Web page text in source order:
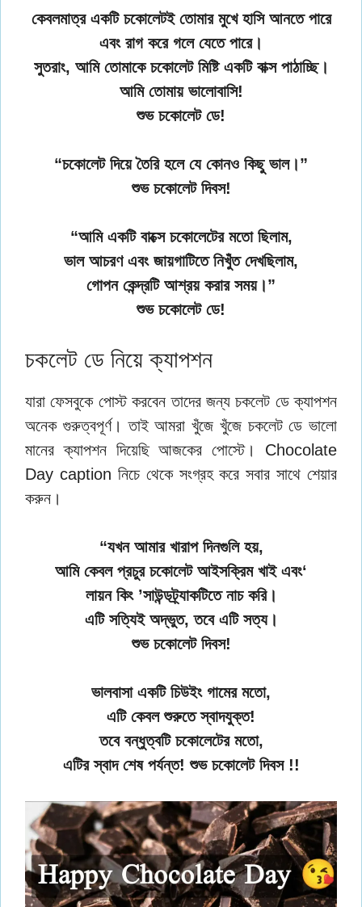
কেবলমাত্র একটি চকোলেটই তোমার মুখে হাসি আনতে পারে
এবং রাগ করে গলে যেতে পারে।
সুতরাং, আমি তোমাকে চকোলেট মিষ্টি একটি বাক্স পাঠাচ্ছি।
আমি তোমায় ভালোবাসি!
শুভ চকোলেট ডে!
“চকোলেট দিয়ে তৈরি হলে যে কোনও কিছু ভাল।”
শুভ চকোলেট দিবস!
“আমি একটি বাক্সে চকোলেটের মতো ছিলাম,
ভাল আচরণ এবং জায়গাটিতে নিখুঁত দেখছিলাম,
গোপন কেন্দ্রটি আশ্রয় করার সময়।”
শুভ চকোলেট ডে!
চকলেট ডে নিয়ে ক্যাপশন
যারা ফেসবুকে পোস্ট করবেন তাদের জন্য চকলেট ডে ক্যাপশন
অনেক গুরুত্বপূর্ণ। তাই আমরা খুঁজে খুঁজে চকলেট ডে ভালো
মানের ক্যাপশন দিয়েছি আজকের পোস্টে। Chocolate
Day caption নিচে থেকে সংগ্রহ করে সবার সাথে শেয়ার
করুন।
“যখন আমার খারাপ দিনগুলি হয়,
আমি কেবল প্রচুর চকোলেট আইসক্রিম খাই এবং‘
লায়ন কিং ’সাউন্ডট্র্যাকটিতে নাচ করি।
এটি সত্যিই অদ্ভুত, তবে এটি সত্য।
শুভ চকোলেট দিবস!
ভালবাসা একটি চিউইং গামের মতো,
এটি কেবল শুরুতে স্বাদযুক্ত!
তবে বন্ধুত্বটি চকোলেটের মতো,
এটির স্বাদ শেষ পর্যন্ত! শুভ চকোলেট দিবস !!